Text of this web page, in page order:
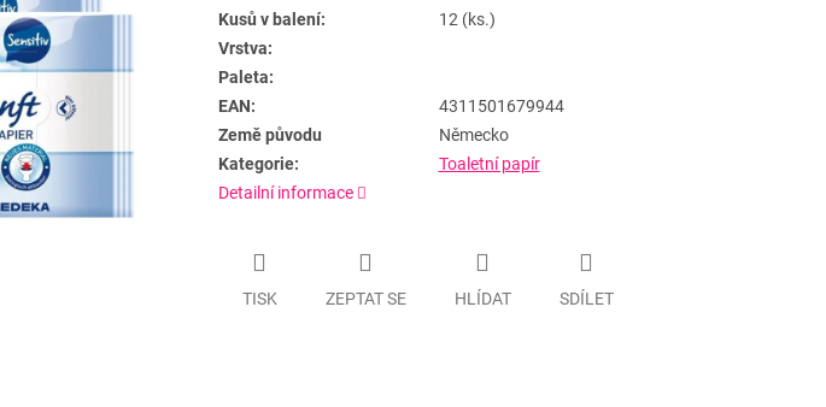
Kusů v balení:
12 (ks.)
Vrstva:
Paleta:
EAN:
4311501679944
Země původu
Německo
Kategorie:
Toaletní papír
Detailní informace
TISK ZEPTAT SE HLÍDAT SDÍLET